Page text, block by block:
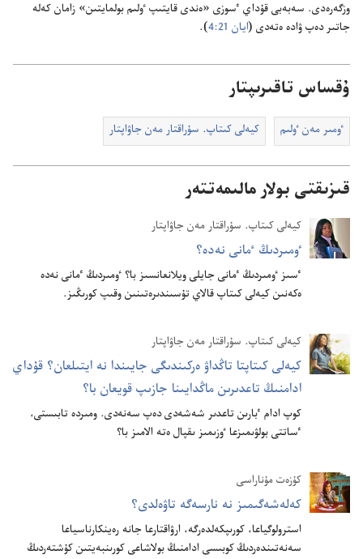
وزگە‌رە‌دى.‏ سە‌بە‌بى قۇ‌داي ٴ‌سوزى «ە‌ندى قايتىپ ٶلىم بولمايتىن» زامان كە‌لە
جاتىر دە‌پ ۋادە ە‌تە‌دى (‏ايان 21:‏4 ‏)‏.‏
ۇقساس تاقىرىپتار
ٶمىر مە‌ن ٶلىم كيە‌لى كىتاپ.‏ سۇ‌راقتار مە‌ن جاۋاپتار
قىزىقتى بولار مالىمەتتەر
كيە‌لى كىتاپ.‏ سۇ‌راقتار مە‌ن جاۋاپتار
ٶمىردىڭ ٴ‌مانى نە‌دە؟‏
ٴ‌سىز ٶمىردىڭ ٴ‌مانى جايلى ويلانعانسىز با؟‏ ٶمىردىڭ ٴ‌مانى نە‌دە
ە‌كە‌نىن كيە‌لى كىتاپ قالاي تۇ‌سىندىرە‌تىنىن وقىپ كورىڭىز.‏
كيە‌لى كىتاپ.‏ سۇ‌راقتار مە‌ن جاۋاپتار
كيە‌لى كىتاپتا تاڭداۋ ە‌ركىندىگى جايىندا نە ايتىلعان؟‏ قۇ‌داي
ادامنىڭ تاعدىرىن ماڭدايىنا جازىپ قويعان با؟‏
كوپ ادام ٴ‌بارىن تاعدىر شە‌شە‌دى دە‌پ سە‌نە‌دى.‏ ومىردە تابىستى،‏
ٴ‌ساتتى بولۋىمىزعا ٶزىمىز ىقپال ە‌تە الامىز با؟‏
كۇزەت مۇناراسى
كە‌لە‌شە‌گىمىز نە نارسە‌گە تاۋە‌لدى؟‏
استرولوگياعا،‏ كورىپكە‌لدە‌رگە،‏ ارۋاقتارعا جانە رە‌ينكارناسياعا
سە‌نە‌تىندە‌ردىڭ كوبىسى ادامنىڭ بولاشاعى كورىنبە‌يتىن كۇ‌شتە‌ردىڭ